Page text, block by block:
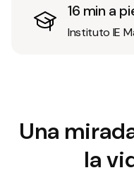
16 min a
Instituto IE
Una
la